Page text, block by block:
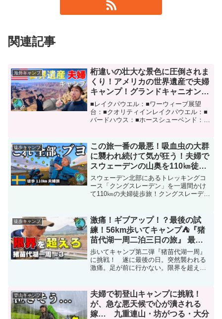
関連記事
海外キャンプ
桁違いの壮大な景色に圧倒されま
くり！アメリカの世界遺産で夫婦
キャンプ！グランドキャニオン
【グランドサークル旅 第５章】
■レイクパウエル：■ワーウィーブ展望
台：■クオリティインレイクパウエル：■
バードハウス：■ホースシューベンド：■
バホバーガー）：■グランドキャニオン：
■...
徒歩キャンプ
この旅一番の最悪！吸血虫の大群
に襲われ続けて気が狂う！夫婦で
スウェーデンの山奥を110㎞徒歩
キャンプ／クングスレーデン／
Kungsleden
スウェーデン北部にあるトレッキングコ
ース「クングスレーデン」を一週間かけ
て110㎞の夫婦徒歩旅！クングスレーデン
Kungsleden⑥この旅で一番キツイ道を夫
婦...
徒歩キャンプ
激痛！ギブアップ！？最後の試
練！56km歩いてキャンプ⛺『猪
苗代湖一周二泊三日の旅』 最終
日
歩いてキャンプ第二弾『猪苗代湖一周』
に挑戦！ 遂に最後の日。突然襲われる
激痛。足が前に行かない。限界を超えて
練！56km歩いてキャンプ⛺『猪苗代湖一
周二泊三日の旅』 最...
登山キャンプ
夫婦で初登山キャンプに挑戦！
が、急な悪天候で心が潰される
嫁… 九重連山・坊がつる・大分